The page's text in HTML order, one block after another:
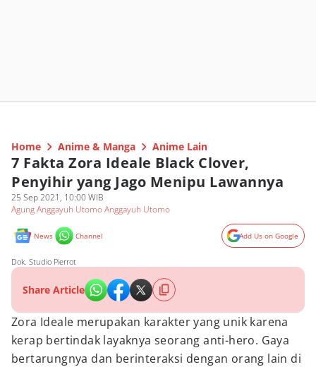
Home Anime & Manga Anime Lain
7 Fakta Zora Ideale Black Clover,
Penyihir yang Jago Menipu Lawannya
25 Sep 2021, 10:00 WIB
Agung Anggayuh Utomo Anggayuh Utomo
News Channel Add Us on Google
Dok. Studio Pierrot
Share Article
Zora Ideale merupakan karakter yang unik karena
kerap bertindak layaknya seorang anti-hero. Gaya
bertarungnya dan berinteraksi dengan orang lain di